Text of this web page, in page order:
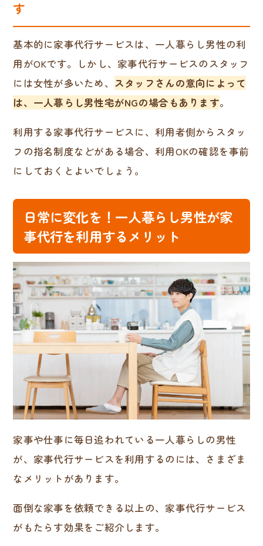
す
基本的に家事代行サービスは、一人暮らし男性の利
用がOKです。しかし、家事代行サービスのスタッフ
には女性が多いため、 スタッフさんの意向によって
は、一人暮らし男性宅がNGの場合もあります。
利用する家事代行サービスに、利用者側からスタッ
フの指名制度などがある場合、利用OKの確認を事前
にしておくとよいでしょう。
日常に変化を！一人暮らし男性が家
事代行を利用するメリット
家事や仕事に毎日追われている一人暮らしの男性
が、家事代行サービスを利用するのには、さまざま
なメリットがあります。
面倒な家事を依頼できる以上の、家事代行サービス
がもたらす効果をご紹介します。